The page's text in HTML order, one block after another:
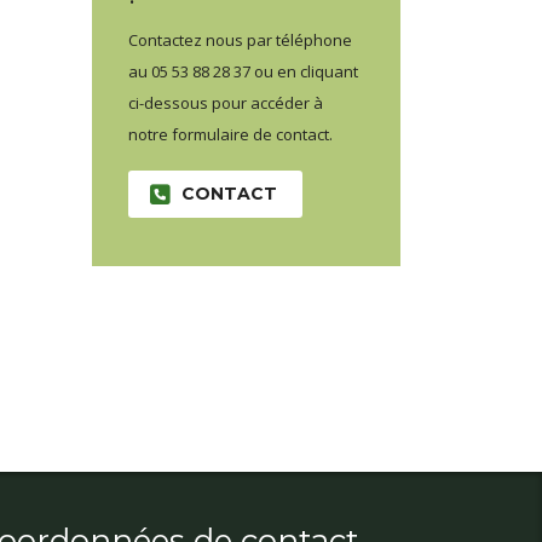
Contactez nous par téléphone
au 05 53 88 28 37 ou en cliquant
ci-dessous pour accéder à
notre formulaire de contact.
CONTACT